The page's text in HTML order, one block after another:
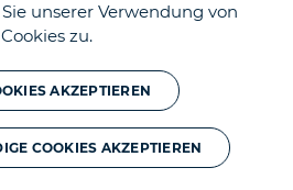
International Award - Germany e.V.
unserer Verwendung von
Cookies zu.
AKZEPTIEREN
COOKIES AKZEPTIEREN